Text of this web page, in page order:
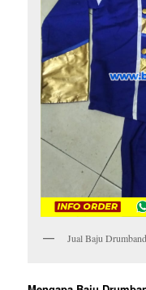
Jual Baju Drumband